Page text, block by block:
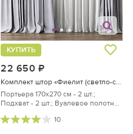
22 650
КУПИТЬ
Комплект штор «Фиелит (светло-серый)»
Портьера 170х270 см - 2 шт.;
Подхват - 2 шт.; Вуалевое полотно
10